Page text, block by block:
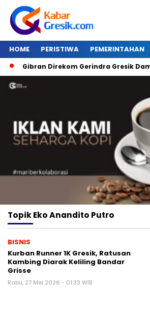
HOME PERISTIWA PEMERINTAHAN
Gibran Direkom Gerindra Gresik
TopikEko Anandito Putro
BISNIS
Kurban Runner 1K Gresik, Ratusan
Kambing Diarak Keliling Bandar
Grisse
Rabu, 27 Mei 2026 - 01:33 WIB